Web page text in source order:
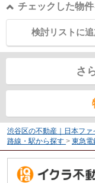
チェックした物
検討リストに追
さ
渋谷区の不動産｜日本フ
路線・駅から探す > 東急電